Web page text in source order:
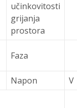
učinkovitosti
grijanja
prostora
Faza
Napon
V